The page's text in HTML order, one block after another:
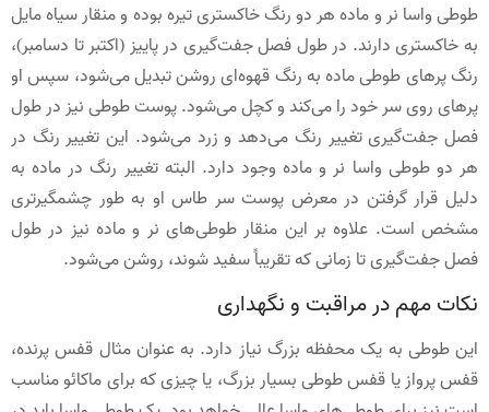
طوطی واسا نر و ماده هر دو رنگ خاکستری تیره بوده و منقار سیاه مایل
به خاکستری دارند. در طول فصل جفت‌گیری در پاییز (اکتبر تا دسامبر)،
رنگ پرهای طوطی ماده به رنگ قهوه‌ای روشن تبدیل می‌شود، سپس او
پرهای روی سر خود را می‌کند و کچل می‌شود. پوست طوطی نیز در طول
فصل جفت‌گیری تغییر رنگ می‌دهد و زرد می‌شود. این تغییر رنگ در
هر دو طوطی واسا نر و ماده وجود دارد. البته تغییر رنگ در ماده به
دلیل قرار گرفتن در معرض پوست سر طاس او به طور چشمگیرتری
مشخص است. علاوه بر این منقار طوطی‌های نر و ماده نیز در طول
فصل جفت‌گیری تا زمانی که تقریباً سفید شوند، روشن می‌شود.
نکات مهم در مراقبت و نگهداری
این طوطی به یک محفظه بزرگ نیاز دارد. به ‌عنوان‌ مثال قفس پرنده،
قفس پرواز یا قفس طوطی بسیار بزرگ، یا چیزی که برای ماکائو مناسب